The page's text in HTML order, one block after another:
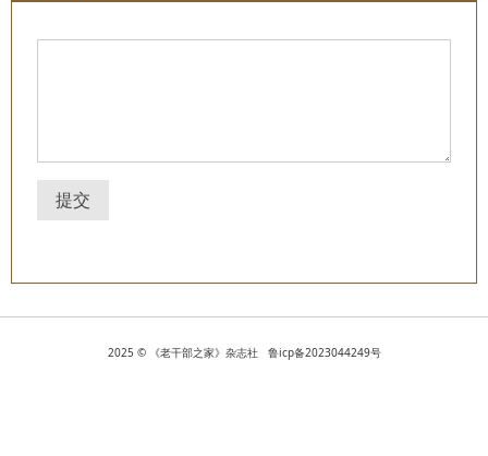
提交
2025 © 《老干部之家》杂志社 鲁icp备2023044249号